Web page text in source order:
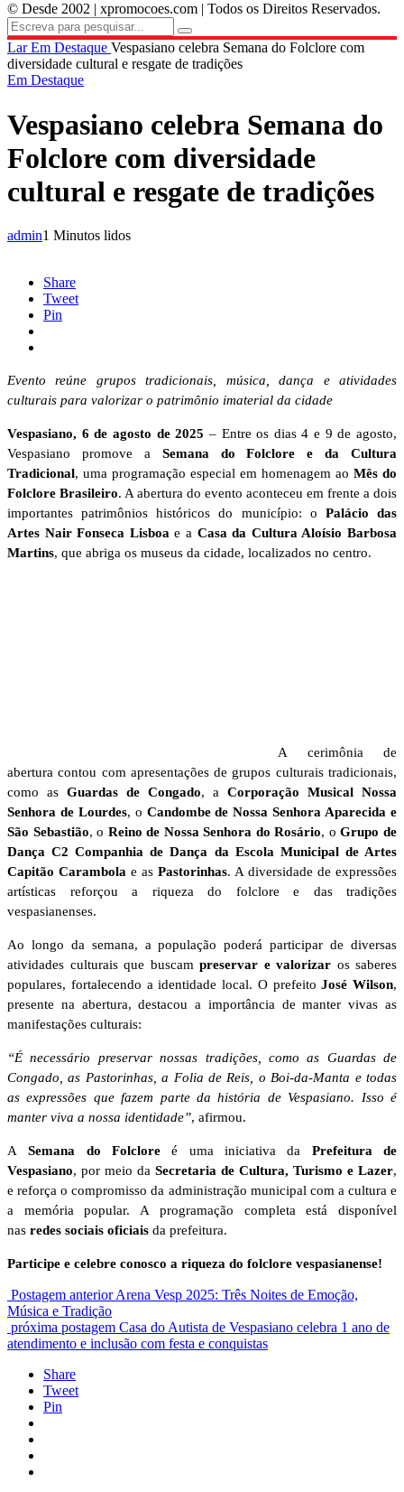
© Desde 2002 | xpromocoes.com | Todos os Direitos Reservados.
LarEm Destaque Vespasiano celebra Semana do Folclore com
diversidade cultural e resgate de tradições
Em Destaque
Vespasiano celebra Semana do
Folclore com diversidade
cultural e resgate de tradições
admin1 Minutos lidos
Share
Tweet
Pin
Evento reúne grupos tradicionais, música, dança e atividades
culturais para valorizar o patrimônio imaterial da cidade
Vespasiano, 6 de agosto de 2025 – Entre os dias 4 e 9 de agosto,
Vespasiano promove a Semana do Folclore e da Cultura
Tradicional, uma programação especial em homenagem ao Mês do
Folclore Brasileiro. A abertura do evento aconteceu em frente a dois
importantes patrimônios históricos do município: o Palácio das
Artes Nair Fonseca Lisboa e a Casa da Cultura Aloísio Barbosa
Martins, que abriga os museus da cidade, localizados no centro.
A cerimônia de
abertura contou com apresentações de grupos culturais tradicionais,
como as Guardas de Congado, a Corporação Musical Nossa
Senhora de Lourdes, o Candombe de Nossa Senhora Aparecida e
São Sebastião, o Reino de Nossa Senhora do Rosário, oGrupo de
Dança C2 Companhia de Dança da Escola Municipal de Artes
Capitão Carambola e as Pastorinhas. A diversidade de expressões
artísticas reforçou a riqueza do folclore e das tradições
vespasianenses.
Ao longo da semana, a população poderá participar de diversas
atividades culturais que buscam preservar e valorizar os saberes
populares, fortalecendo a identidade local. O prefeitoJosé Wilson,
presente na abertura, destacou a importância de manter vivas as
manifestações culturais:
“É necessário preservar nossas tradições, como as Guardas de
Congado, as Pastorinhas, a Folia de Reis, o Boi-da-Manta e todas
as expressões que fazem parte da história de Vespasiano. Isso é
manter viva a nossa identidade”, afirmou.
ASemana do Folclore é uma iniciativa da Prefeitura de
Vespasiano, por meio da Secretaria de Cultura, Turismo e Lazer,
e reforça o compromisso da administração municipal com a cultura e
a memória popular. A programação completa está disponível
nas redes sociais oficiais da prefeitura.
Participe e celebre conosco a riqueza do folclore vespasianense!
Postagem anterior Arena Vesp 2025: Três Noites de Emoção,
Música e Tradição
próxima postagem Casa do Autista de Vespasiano celebra 1 ano de
atendimento e inclusão com festa e conquistas
Share
Tweet
Pin